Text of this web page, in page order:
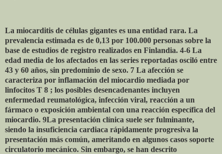
La miocarditis de células gigantes es una entidad rara. La
prevalencia estimada es de 0,13 por 100.000 personas sobre la
base de estudios de registro realizados en Finlandia. 4-6 La
edad media de los afectados en las series reportadas osciló entre
43 y 60 años, sin predominio de sexo. 7 La afección se
caracteriza por inflamación del miocardio mediada por
linfocitos T 8 ; los posibles desencadenantes incluyen
enfermedad reumatológica, infección viral, reacción a un
fármaco o exposición ambiental con una reacción específica del
miocardio. 9La presentación clínica suele ser fulminante,
siendo la insuficiencia cardiaca rápidamente progresiva la
presentación más común, ameritando en algunos casos soporte
circulatorio mecánico. Sin embargo, se han descrito